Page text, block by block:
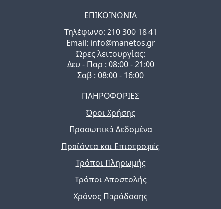
ΕΠΙΚΟΙΝΩΝΙΑ
Τηλέφωνo: 210 300 18 41
Email: info@manetos.gr
Ώρες λειτουργίας:
Δευ - Παρ : 08:00 - 21:00
Σαβ : 08:00 - 16:00
ΠΛΗΡΟΦΟΡΙΕΣ
Όροι Χρήσης
Προσωπικά Δεδομένα
Προϊόντα και Επιστροφές
Τρόποι Πληρωμής
Τρόποι Αποστολής
Χρόνος Παράδοσης